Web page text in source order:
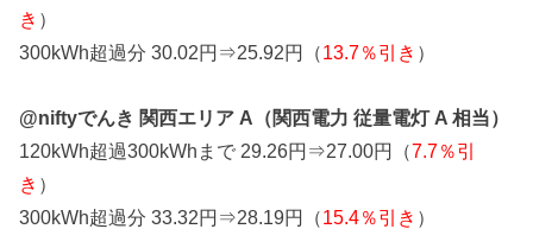
き ）
300kWh超過分 30.02円⇒25.92円（13.7％引き ）
@niftyでんき 関西エリア A（関西電力 従量電灯 A 相当）
120kWh超過300kWhまで 29.26円⇒27.00円（7.7％引
き ）
300kWh超過分 33.32円⇒28.19円（15.4％引き ）